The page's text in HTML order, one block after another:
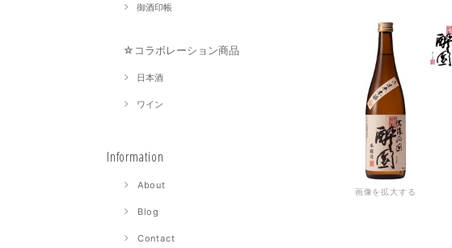
御酒印帳
☆コラボレーション商品
日本酒
ワイン
Information
About
Blog
Contact
画像を拡大する